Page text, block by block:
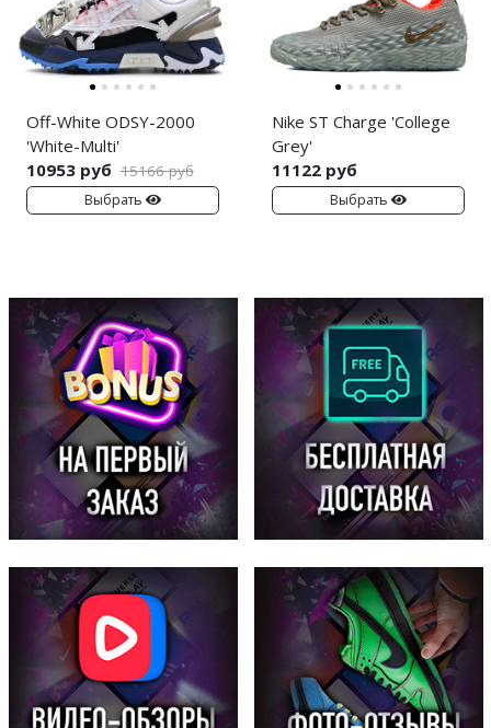
Off-White ODSY-2000
'White-Multi'
10953 руб 15166 руб
Выбрать
Nike ST Charge 'College
Grey'
11122 руб
Выбрать